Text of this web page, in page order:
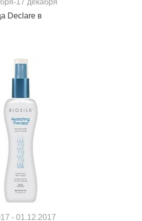
17 декабря
Declare в
- 01.12.2017